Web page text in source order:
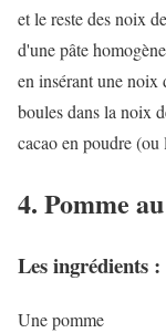
et le reste des noix
d'une pâte
en insérant une noix
boules dans la noix
cacao en poudre (ou
4. Pomme
Les ingrédients :
Une pomme